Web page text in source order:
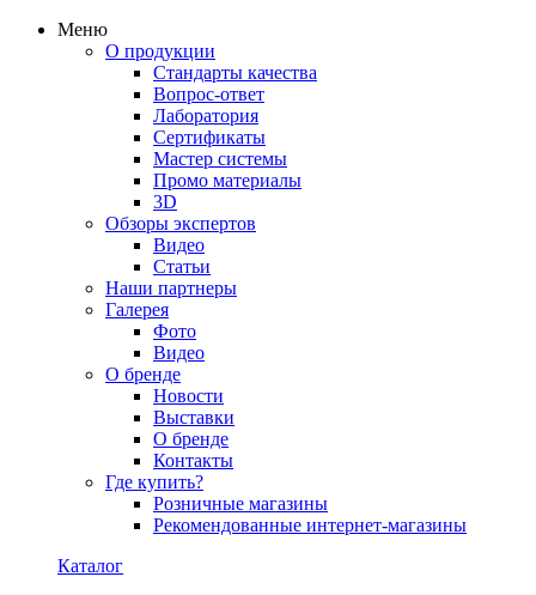
Меню
О продукции
Стандарты качества
Вопрос-ответ
Лаборатория
Сертификаты
Мастер системы
Промо материалы
3D
Обзоры экспертов
Видео
Статьи
Наши партнеры
Галерея
Фото
Видео
О бренде
Новости
Выставки
О бренде
Контакты
Где купить?
Розничные магазины
Рекомендованные интернет-магазины
Каталог